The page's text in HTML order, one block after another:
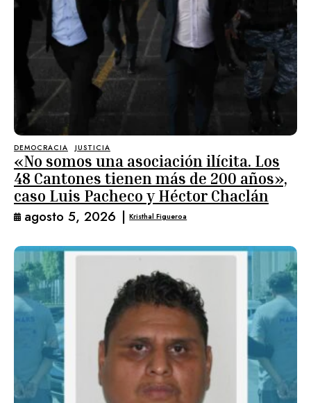
DEMOCRACIA JUSTICIA
«No somos una asociación ilícita. Los
48 Cantones tienen más de 200 años»,
caso Luis Pacheco y Héctor Chaclán
agosto 5, 2026 | Kristhal Figueroa